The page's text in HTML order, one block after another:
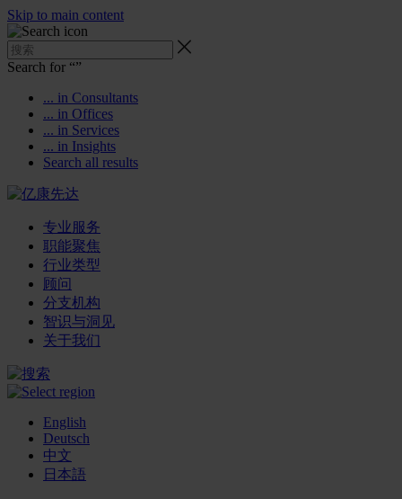
Skip to main content
Search for “”
... in Consultants
... in Offices
... in Services
... in Insights
Search all results
专业服务
职能聚焦
行业类型
顾问
分支机构
智识与洞见
关于我们
English
Deutsch
中文
日本語